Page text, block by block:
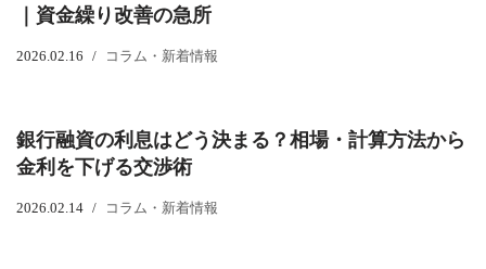
｜資金繰り改善の急所
2026.02.16 コラム・新着情報
銀行融資の利息はどう決まる？相場・計算方法から
金利を下げる交渉術
2026.02.14 コラム・新着情報